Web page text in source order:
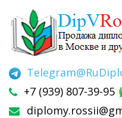
Telegram
+7 (939) 807-39-95